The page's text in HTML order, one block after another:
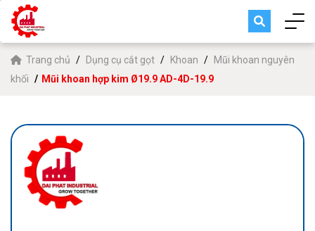
Trang chủ Dụng cụ cắt gọt Khoan
Mũi khoan nguyên
khối
Mũi khoan hợp kim Ø19.9 AD-4D-19.9